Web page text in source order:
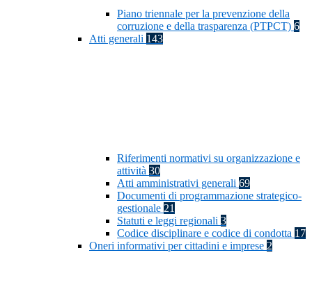
Piano triennale per la prevenzione della
corruzione e della trasparenza (PTPCT) 6
Atti generali 143
Riferimenti normativi su organizzazione e
attività 30
Atti amministrativi generali 69
Documenti di programmazione strategico-
gestionale 21
Statuti e leggi regionali 3
Codice disciplinare e codice di condotta 17
Oneri informativi per cittadini e imprese 2